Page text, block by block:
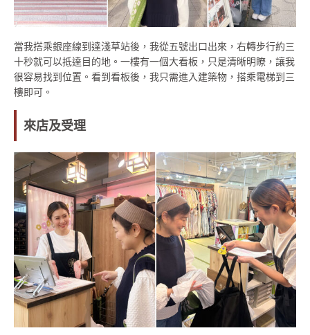
當我搭乘銀座線到達淺草站後，我從五號出口出來，右轉步行約三
十秒就可以抵達目的地。一樓有一個大看板，只是清晰明瞭，讓我
很容易找到位置。看到看板後，我只需進入建築物，搭乘電梯到三
樓即可。
來店及受理